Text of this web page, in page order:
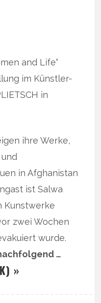
and Life“
im Künstler-
in
ihre Werke,
in Afghanistan
ist Salwa
Kunstwerke
zwei Wochen
wurde.
…
»